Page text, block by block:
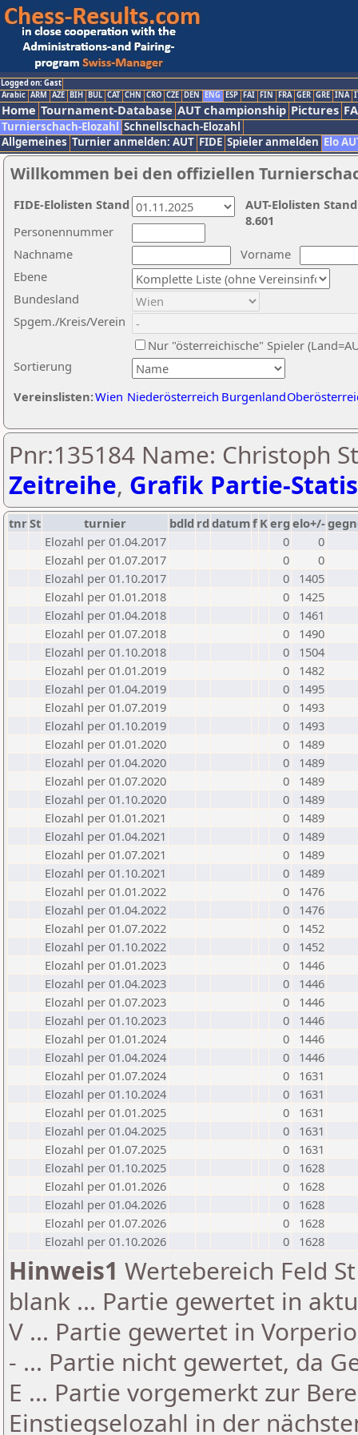
Logged on: Gast
Arabic ARM AZE BIH BUL CAT CHN CRO CZE DEN ENG ESP FAI FIN FRA GER GRE INA
Home Tournament-Database AUT championship Pictures
Turnierschach-Elozahl Schnellschach-Elozahl
Allgemeines Turnier anmelden: AUT FIDE Spieler anmelden Elo
Willkommen bei den offiziellen
Nachname
Vorname
Ebene
Sortierung
Personennummer
Bundesland
Spgem./Kreis/Verein
Nur "österreichische" Spieler
Vereinslisten:Wien Niederösterreich Burgenland
AUT-Elolisten
8.601
FIDE-Elolisten Stand
Pnr:135184 Name: Christoph
Zeitreihe, Grafik Partie-
tnrSt turnier bdld rd datumf Kerg elo+/-
Elozahl per 01.04.2017
0
0
Elozahl per 01.07.2017
0
0
Elozahl per 01.10.2017
0
1405
Elozahl per 01.01.2018
0
1425
Elozahl per 01.04.2018
0
1461
Elozahl per 01.07.2018
0
1490
Elozahl per 01.10.2018
0
1504
Elozahl per 01.01.2019
0
1482
Elozahl per 01.04.2019
0
1495
Elozahl per 01.07.2019
0
1493
Elozahl per 01.10.2019
0
1493
Elozahl per 01.01.2020
0
1489
Elozahl per 01.04.2020
0
1489
Elozahl per 01.07.2020
0
1489
Elozahl per 01.10.2020
0
1489
Elozahl per 01.01.2021
0
1489
Elozahl per 01.04.2021
0
1489
Elozahl per 01.07.2021
0
1489
Elozahl per 01.10.2021
0
1489
Elozahl per 01.01.2022
0
1476
Elozahl per 01.04.2022
0
1476
Elozahl per 01.07.2022
0
1452
Elozahl per 01.10.2022
0
1452
Elozahl per 01.01.2023
0
1446
Elozahl per 01.04.2023
0
1446
Elozahl per 01.07.2023
0
1446
Elozahl per 01.10.2023
0
1446
Elozahl per 01.01.2024
0
1446
Elozahl per 01.04.2024
0
1446
Elozahl per 01.07.2024
0
1631
Elozahl per 01.10.2024
0
1631
Elozahl per 01.01.2025
0
1631
Elozahl per 01.04.2025
0
1631
Elozahl per 01.07.2025
0
1631
Elozahl per 01.10.2025
0
1628
Elozahl per 01.01.2026
0
1628
Elozahl per 01.04.2026
0
1628
Elozahl per 01.07.2026
0
1628
Elozahl per 01.10.2026
0 1628
Hinweis1 Wertebereich Feld
blank ... Partie gewertet in
V ... Partie gewertet in
- ... Partie nicht gewertet, da
E ... Partie vorgemerkt zur
Einstiegselozahl in der